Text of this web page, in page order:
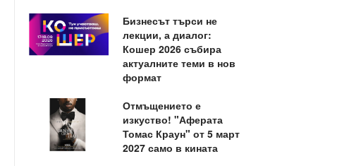
Бизнесът търси не
лекции, а диалог:
Кошер 2026 събира
актуалните теми в нов
формат
Отмъщението е
изкуство! "Аферата
Томас Краун" от 5 март
2027 само в кината